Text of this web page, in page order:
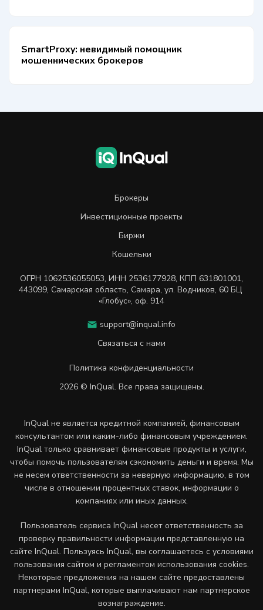
SmartProxy: невидимый помощник
мошеннических брокеров
Брокеры
Инвестиционные проекты
Биржи
Кошельки
ОГРН 1062536055053, ИНН 2536177928, КПП 631801001,
443099, Самарская область, Самара, ул. Водников, 60 БЦ
«Глобус», оф. 914
support@inqual.info
Связаться с нами
Политика конфиденциальности
2026 © InQual. Все права защищены.
InQual не является кредитной компанией, финансовым
консультантом или каким-либо финансовым учреждением.
InQual только сравнивает финансовые продукты и услуги,
чтобы помочь пользователям сэкономить деньги и время. Мы
не несем ответственности за неверную информацию, в том
числе в отношении процентных ставок, информации о
компаниях или иных данных.
Пользователь сервиса InQual несет ответственность за
проверку правильности информации представленную на
сайте InQual. Пользуясь InQual, вы соглашаетесь с условиями
пользования сайтом и регламентом использования cookies.
Некоторые предложения на нашем сайте предоставлены
партнерами InQual, которые выплачивают нам партнерское
вознаграждение.